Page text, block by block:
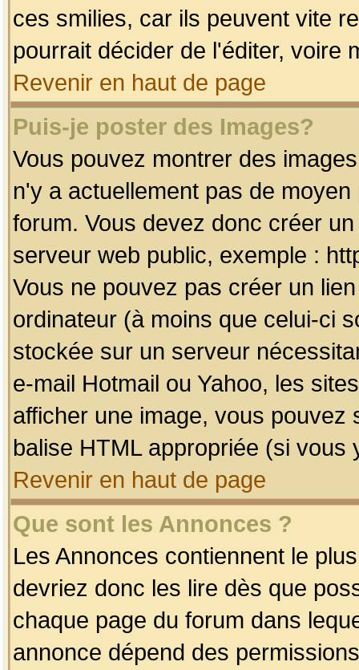
ces smilies, car ils peuvent vite
pourrait décider de l'éditer, voire
Revenir en haut de page
Puis-je poster des Images?
Vous pouvez montrer des
n'y a actuellement pas de
forum. Vous devez donc créer
serveur web public, exemple :
Vous ne pouvez pas créer un
ordinateur (à moins que celui-ci
stockée sur un serveur
e-mail Hotmail ou Yahoo, les
afficher une image, vous pouvez
balise HTML appropriée (si vous
Revenir en haut de page
Que sont les Annonces ?
Les Annonces contiennent le
devriez donc les lire dès que
chaque page du forum dans
annonce dépend des